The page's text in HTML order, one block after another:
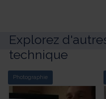
Explorez
technique
Photographie